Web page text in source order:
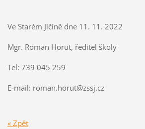
Ve Starém Jičíně dne 11. 11. 2022
Mgr. Roman Horut, ředitel školy
Tel: 739 045 259
E-mail: roman.horut@zssj.cz
« Zpět